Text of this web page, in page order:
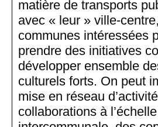
matière de transports
avec « leur » ville-
communes intéressées
prendre des initiatives
développer ensemble
culturels forts. On peut
mise en réseau
collaborations à l’échelle